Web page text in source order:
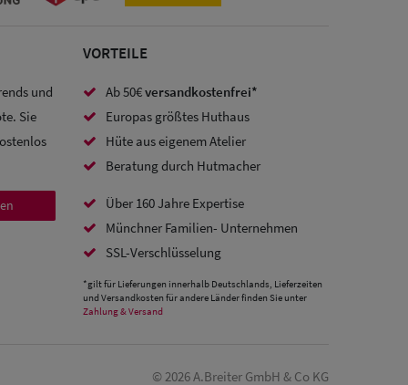
und
Sie
VORTEILE
Ab 50€versandkostenfrei*
Europas größtes Huthaus
Hüte aus eigenem Atelier
Beratung durch Hutmacher
Über 160 Jahre Expertise
Münchner Familien- Unternehmen
SSL-Verschlüsselung
*gilt für Lieferungen innerhalb Deutschlands, Lieferzeiten
und Versandkosten für andere Länder finden Sie unter
Zahlung & Versand
© 2026 A.Breiter GmbH & Co KG